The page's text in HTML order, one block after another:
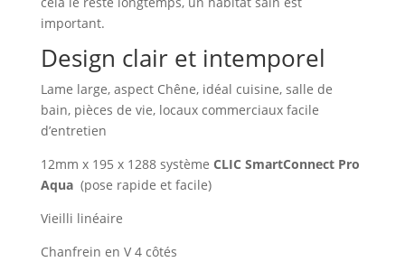
important.
Design clair et intemporel
Lame large, aspect Chêne, idéal cuisine, salle de
bain, pièces de vie, locaux commerciaux facile
d’entretien
12mm x 195 x 1288 système CLIC SmartConnect Pro
Aqua(pose rapide et facile)
Vieilli linéaire
Chanfrein en V 4 côtés